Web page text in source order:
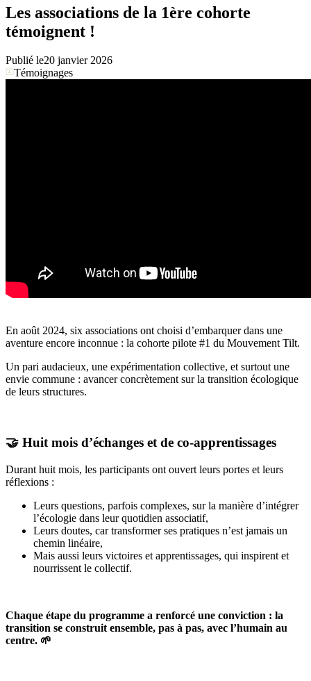
Les associations de la 1ère cohorte
témoignent !
Publié le20 janvier 2026
Témoignages
En août 2024, six associations ont choisi d’embarquer dans une
aventure encore inconnue : la cohorte pilote #1 du Mouvement Tilt.
Un pari audacieux, une expérimentation collective, et surtout une
envie commune : avancer concrètement sur la transition écologique
de leurs structures.
🤝 Huit mois d’échanges et de co-apprentissages
Durant huit mois, les participants ont ouvert leurs portes et leurs
réflexions :
Leurs questions, parfois complexes, sur la manière d’intégrer
l’écologie dans leur quotidien associatif,
Leurs doutes, car transformer ses pratiques n’est jamais un
chemin linéaire,
Mais aussi leurs victoires et apprentissages, qui inspirent et
nourrissent le collectif.
Chaque étape du programme a renforcé une conviction : la
transition se construit ensemble, pas à pas, avec l’humain au
centre. 🌱